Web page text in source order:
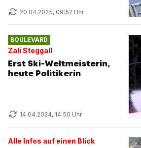
20.04.2025, 09:52 Uhr
BOULEVARD
Zali Steggall
Erst Ski-Weltmeisterin,
heute Politikerin
14.04.2024, 14:50 Uhr
Alle Infos auf einen Blick